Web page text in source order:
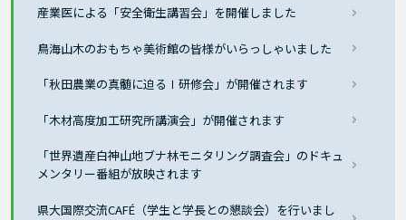
産業医による「安全衛生講習会」を開催しました
鳥海山木のおもちゃ美術館の皆様がいらっしゃいました
「秋田農業の真髄に迫るⅠ研修会」が開催されます
「木材高度加工研究所講演会」が開催されます
「世界遺産白神山地ブナ林モニタリング調査会」のドキュ
メンタリー番組が放映されます
県大国際交流CAFÉ（学生と学長との懇談会）を行いまし